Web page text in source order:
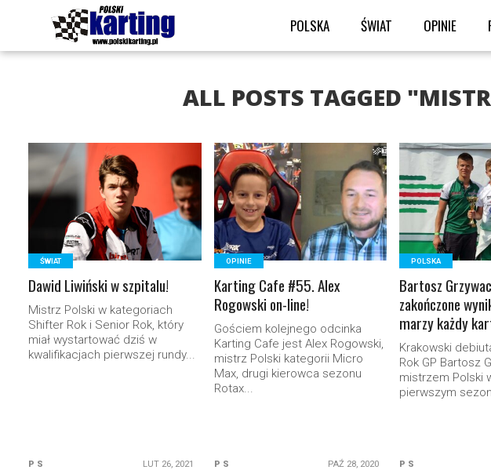
POLSKA ŚWIAT OPINIE
ALL POSTS TAGGED
READ MORE
ŚWIAT
Dawid Liwiński w szpitalu!
Mistrz Polski w kategoriach
Shifter Rok i Senior Rok, który
miał wystartować dziś w
kwalifikacjach pierwszej rundy...
P S LUT 26, 2021
READ MORE
OPINIE
Karting Cafe #55. Alex
Rogowski on-line!
Gościem kolejnego odcinka
Karting Cafe jest Alex Rogowski,
mistrz Polski kategorii Micro
Max, drugi kierowca sezonu
Rotax...
P S PAŹ 28, 2020
READ
POLSKA
Bartosz
zakończone
marzy każdy
Krakowski
Rok GP Bartosz
mistrzem Polski
pierwszym
P S